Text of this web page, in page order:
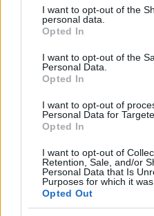
not limited to your visit or
grant or deny consent to
use your data for below
consent section.
I want to opt-out of the
personal data.
Opted In
I want to opt-out of the
Personal Data.
Opted In
I want to opt-out of
Personal Data for
Opted In
I want to opt-out of
Retention, Sale, and/or
Personal Data that Is
Purposes for which it was
Opted Out
Σχέσεις-Φάκελος
Κλιμάκιο Οργάνωσης
Ημ/νία Διεξαγωγής 1
19/04/2020
Τόπος Εκπαιδευσης 1
Μέθοδος
Ημ/νια Λήξης
Αρχηγός Δράσης ή
Κουβαλιάς Γιώργος
Κόστος Συμμετοχής